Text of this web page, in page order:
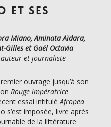
ET SES
Miano, Aminata Aïdara,
Gilles et Gaël Octavia
et journaliste
ouvrage jusqu’à son
Rouge impératrice
essai intitulé Afropea
s’est imposée, livre après
de la littérature